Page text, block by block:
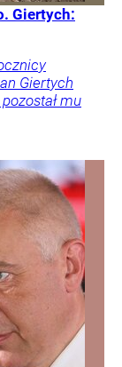
Giertych:
Giertych
mu